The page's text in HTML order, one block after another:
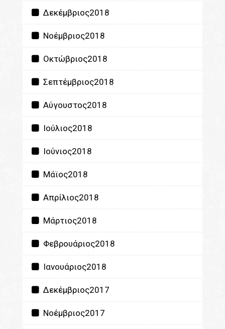
Δεκέμβριος2018
Νοέμβριος2018
Οκτώβριος2018
Σεπτέμβριος2018
Αύγουστος2018
Ιούλιος2018
Ιούνιος2018
Μάϊος2018
Απρίλιος2018
Μάρτιος2018
Φεβρουάριος2018
Ιανουάριος2018
Δεκέμβριος2017
Νοέμβριος2017